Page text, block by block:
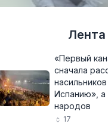
Лента
«Первый
сначала
Испанию», а
народов
17